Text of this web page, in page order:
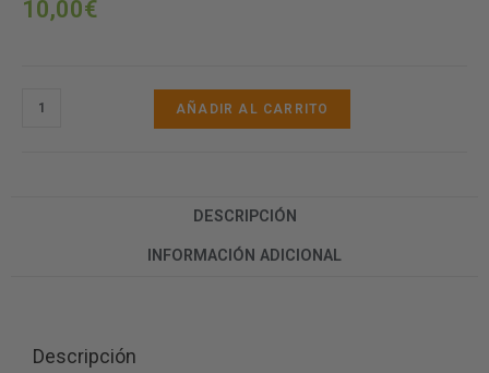
10,00€
AÑADIR AL CARRITO
DESCRIPCIÓN
INFORMACIÓN ADICIONAL
Descripción